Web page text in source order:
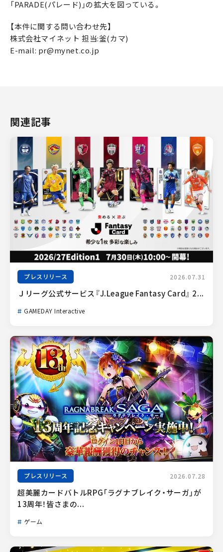
「PARADE(パレード)」の拡大を図っている。
【本件に関する問い合わせ先】
株式会社マイネット 担当:釜(カマ)
E-mail: pr@mynet.co.jp
関連記事
プレスリリース 2026.07.31
Ｊリーグ公式サービス『J.League Fantasy Card』 2...
GAMEDAY Interactive
プレスリリース 2026.07.28
超美麗カードバトルRPG「ラグナブレイク・サーガ」が
13周年！皆さまの...
ゲーム